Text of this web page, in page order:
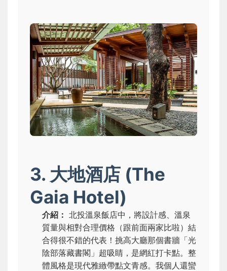
3. 大地酒店 (The
Gaia Hotel)
介紹： 北投溫泉飯店中，將設計感、溫泉
質量與相對合理價格（跟前面兩家比啦）結
合得很不錯的代表！挑高大廳那個書牆「光
陰部落藏書閣」超吸睛，是網紅打卡點。整
體風格是現代雅緻帶點文青感。我個人還蠻